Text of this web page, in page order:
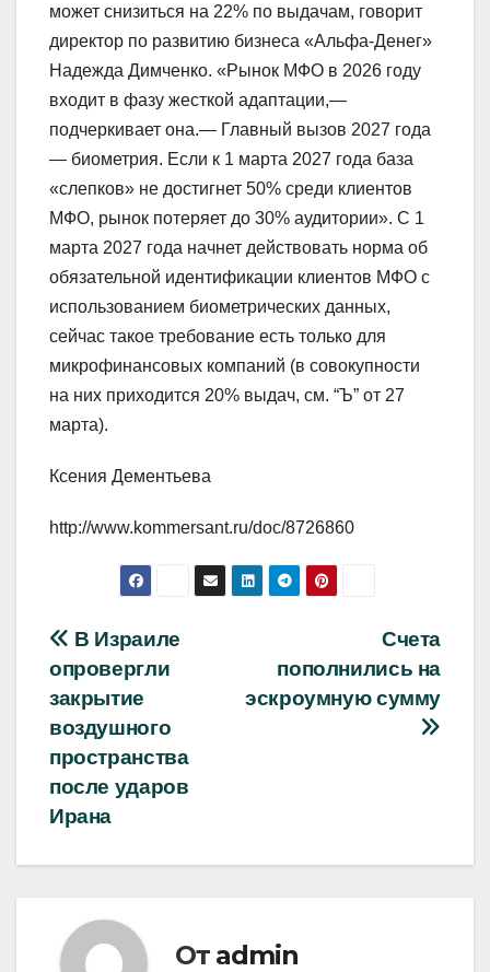
может снизиться на 22% по выдачам, говорит
директор по развитию бизнеса «Альфа-Денег»
Надежда Димченко. «Рынок МФО в 2026 году
входит в фазу жесткой адаптации,—
подчеркивает она.— Главный вызов 2027 года
— биометрия. Если к 1 марта 2027 года база
«слепков» не достигнет 50% среди клиентов
МФО, рынок потеряет до 30% аудитории». С 1
марта 2027 года начнет действовать норма об
обязательной идентификации клиентов МФО с
использованием биометрических данных,
сейчас такое требование есть только для
микрофинансовых компаний (в совокупности
на них приходится 20% выдач, см. “Ъ” от 27
марта).
Ксения Дементьева
http://www.kommersant.ru/doc/8726860
Навигация
по
записям
Счета
пополнились на
эскроумную сумму
В Израиле
опровергли
закрытие
воздушного
пространства
после ударов
Ирана
От admin